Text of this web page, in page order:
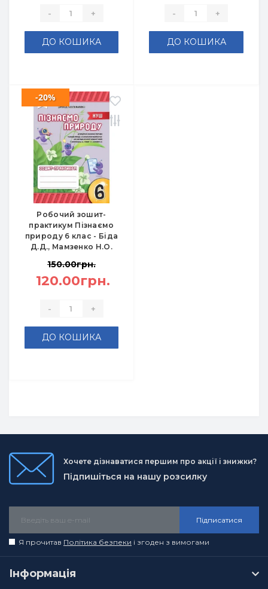
- +
ДО КОШИКА
- +
ДО КОШИКА
Робочий зошит-
практикум Пізнаємо
природу 6 клас - Біда
Д.Д., Мамзенко Н.О.
-20%
150.00грн.
120.00грн.
- +
ДО КОШИКА
Хочете дізнаватися першим про акції і знижки?
Підпишіться на нашу розсилку
Підписатися
Я прочитав Політика безпеки і згоден з вимогами
Інформація